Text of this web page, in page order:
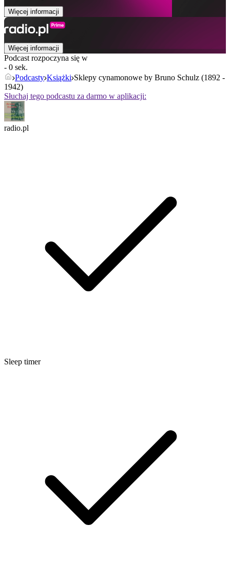
Więcej informacji
Więcej informacji
Podcast rozpoczyna się w
- 0 sek.
Podcasty Książki Sklepy cynamonowe by Bruno Schulz (1892 -
1942)
Słuchaj tego podcastu za darmo w aplikacji:
radio.pl
Sleep timer